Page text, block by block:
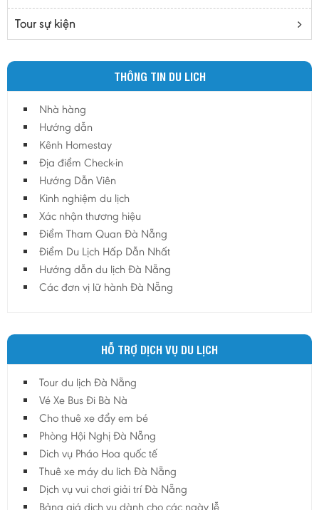
Đồng Tháp
Đắc Lắc
Hà Nam
Hà Tĩnh
Hà Tây
Hòa Bình
Hậu Giang
Hải Dương
Hải Phòng
Hưng Yên
Lào Cai
Lâm Đồng
Lai Châu
Lạng Sơn
Long An
Nam Định
Nghệ An
Tour sự kiện
THÔNG TIN DU LICH
Nhà hàng
Hướng dẫn
Kênh Homestay
Địa điểm Check-in
Hướng Dẫn Viên
Kinh nghiệm du lịch
Xác nhận thương hiệu
Điểm Tham Quan Đà Nẵng
Điểm Du Lịch Hấp Dẫn Nhất
Hướng dẫn du lịch Đà Nẵng
Các đơn vị lữ hành Đà Nẵng
HỖ TRỢ DỊCH VỤ DU LỊCH
Tour du lịch Đà Nẵng
Vé Xe Bus Đi Bà Nà
Cho thuê xe đẩy em bé
Phòng Hội Nghị Đà Nẵng
Dich vụ Pháo Hoa quốc tế
Thuê xe máy du lich Đà Nẵng
Dịch vụ vui chơi giải trí Đà Nẵng
Bảng giá dịch vụ dành cho các ngày lễ